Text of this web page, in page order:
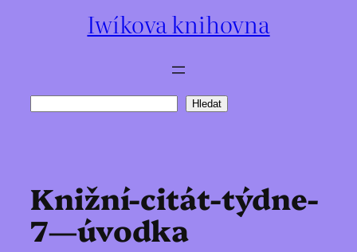
Iwíkova knihovna
Hledat
Knižní-citát-týdne-
7—úvodka